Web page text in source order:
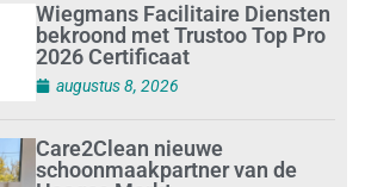
Wiegmans Facilitaire Diensten
bekroond met Trustoo Top Pro
2026 Certificaat
augustus 8, 2026
Care2Clean nieuwe
schoonmaakpartner van de